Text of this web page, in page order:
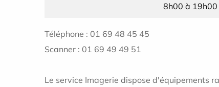
8h00 à 19h00
Téléphone : 01 69 48 45 45
Scanner : 01 69 49 49 51
Le service Imagerie dispose d'équipements